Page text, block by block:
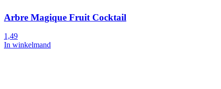
Arbre Magique Fruit Cocktail
1,49
In winkelmand